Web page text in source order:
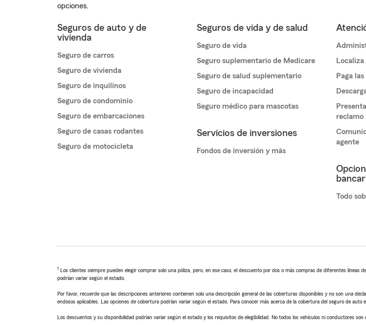
opciones.
Seguros de auto y de
vivienda
Seguro de carros
Seguro de vivienda
Seguro de inquilinos
Seguro de condominio
Seguro de embarcaciones
Seguro de casas rodantes
Seguro de motocicleta
Seguros de vida y de salud
Seguro de vida
Seguro suplementario de Medicare
Seguro de salud suplementario
Seguro de incapacidad
Seguro médico para mascotas
Servicios de inversiones
Fondos de inversión y más
Paga
reclamo
agente
Todo
1 Los clientes siempre pueden elegir comprar solo una póliza, pero, en ese caso, el descuento por dos o más compras de diferentes
podrían variar según el estado.
Por favor, recuerde que las descripciones anteriores contienen solo una descripción general de las coberturas disponibles y no son una
endosos aplicables. Las opciones de cobertura podrían variar según el estado. Para conocer más acerca de la cobertura del seguro de auto
Los descuentos y su disponibilidad podrían variar según el estado y los requisitos de elegibilidad. No todos los vehículos ni conductores son